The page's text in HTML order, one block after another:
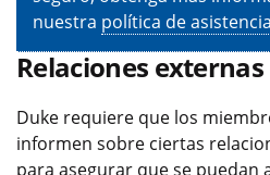
nuestra política de
Relaciones externas
Duke requiere que los
informen sobre ciertas
para asegurar que se puedan